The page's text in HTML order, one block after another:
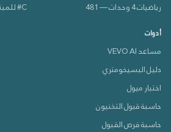
رياضيات 4 وحدات — 481
C# للمبتدئين
أدوات
مساعد VEVO AI
دليل البسيخومتري
اختبار ميول
حاسبة قبول التخنيون
حاسبة فرص القبول
متصل الآن 🟢